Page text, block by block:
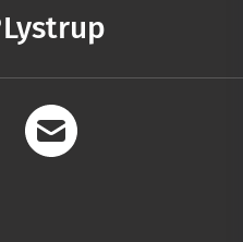
Lystrup